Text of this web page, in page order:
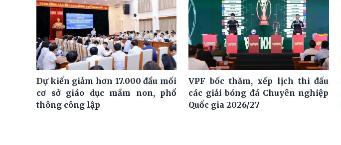
Dự kiến giảm hơn 17.000 đầu mối
cơ sở giáo dục mầm non, phổ
thông công lập
VPF bốc thăm, xếp lịch thi đấu
các giải bóng đá Chuyên nghiệp
Quốc gia 2026/27